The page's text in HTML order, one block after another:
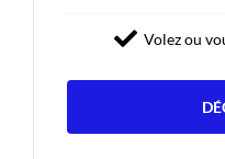
Volez ou